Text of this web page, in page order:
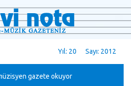
Yıl: 20 Sayı: 2012
gazete okuyor